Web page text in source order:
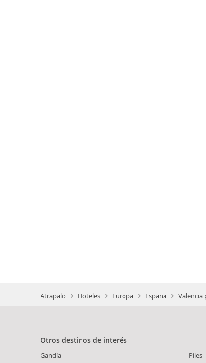
Atrapalo Hoteles Europa España Valencia
Otros destinos de interés
Gandía
Piles